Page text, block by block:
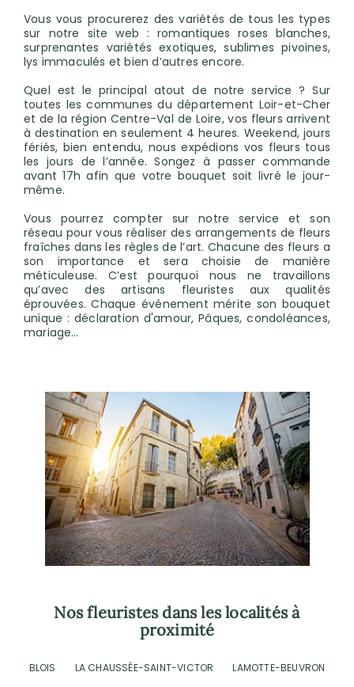
Vous vous procurerez des variétés de tous les types
sur notre site web : romantiques roses blanches,
surprenantes variétés exotiques, sublimes pivoines,
lys immaculés et bien d’autres encore.
Quel est le principal atout de notre service ? Sur
toutes les communes du département Loir-et-Cher
et de la région Centre-Val de Loire, vos fleurs arrivent
à destination en seulement 4 heures. Weekend, jours
fériés, bien entendu, nous expédions vos fleurs tous
les jours de l’année. Songez à passer commande
avant 17h afin que votre bouquet soit livré le jour-
même.
Vous pourrez compter sur notre service et son
réseau pour vous réaliser des arrangements de fleurs
fraîches dans les règles de l’art. Chacune des fleurs a
son importance et sera choisie de manière
méticuleuse. C’est pourquoi nous ne travaillons
qu’avec des artisans fleuristes aux qualités
éprouvées. Chaque événement mérite son bouquet
unique : déclaration d'amour, Pâques, condoléances,
mariage…
Nos fleuristes dans les localités à
proximité
BLOIS LA CHAUSSÉE-SAINT-VICTOR
LAMOTTE-BEUVRON